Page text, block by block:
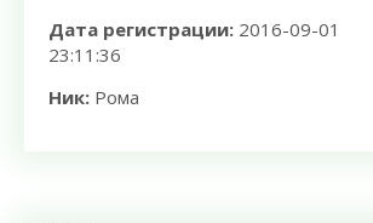
Дата регистрации: 2016-09-01
23:11:36
Ник: Рома